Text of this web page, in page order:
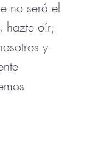
no será el
, hazte oír,
y